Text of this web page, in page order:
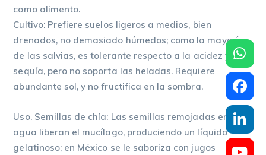
como alimento.
Cultivo: Prefiere suelos ligeros a medios, bien
drenados, no demasiado húmedos; como la mayoría
de las salvias, es tolerante respecto a la acidez y a la
sequía, pero no soporta las heladas. Requiere
abundante sol, y no fructifica en la sombra.
Uso. Semillas de chía: Las semillas remojadas en
agua liberan el mucílago, produciendo un líquido
gelatinoso; en México se le saboriza con jugos